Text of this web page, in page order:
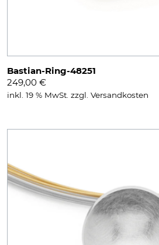
Bastian-Ring-48251
249,00 €
inkl. 19 % MwSt. zzgl. Versandkosten